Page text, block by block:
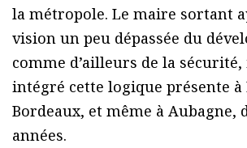
la métropole. Le maire sortant
vision un peu dépassée du
comme d’ailleurs de la sécurité,
intégré cette logique présente à
Bordeaux, et même à Aubagne,
années.